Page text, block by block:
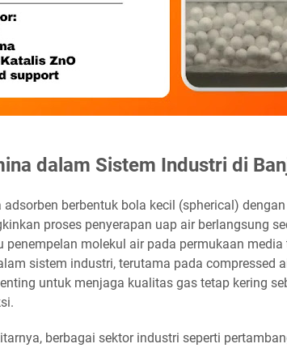
dalam Sistem Industri di
berbentuk bola kecil (spherical)
proses penyerapan uap air berlangsung
penempelan molekul air pada permukaan media
sistem industri, terutama pada compressed
untuk menjaga kualitas gas tetap kering
berbagai sektor industri seperti